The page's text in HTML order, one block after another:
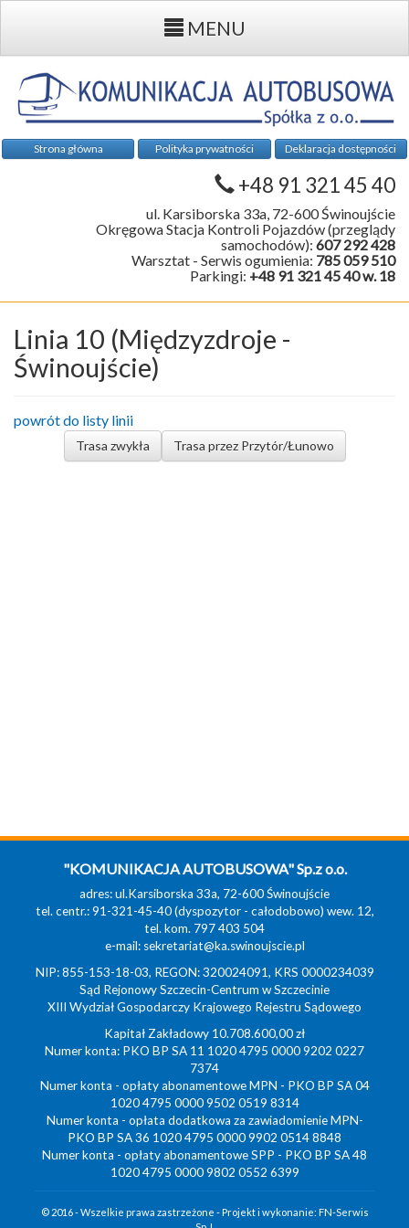
MENU
Strona główna Polityka prywatności Deklaracja dostępności
+48 91 321 45 40
ul. Karsiborska 33a, 72-600 Świnoujście
Okręgowa Stacja Kontroli Pojazdów (przeglądy
samochodów): 607 292 428
Warsztat - Serwis ogumienia: 785 059 510
Parkingi: +48 91 321 45 40 w. 18
Linia 10 (Międzyzdroje -
Świnoujście)
powrót do listy linii
Trasa zwykła Trasa przez Przytór/Łunowo
"KOMUNIKACJA AUTOBUSOWA" Sp.z o.o.
adres: ul.Karsiborska 33a, 72-600 Świnoujście
tel. centr.: 91-321-45-40 (dyspozytor - całodobowo) wew. 12,
tel. kom. 797 403 504
e-mail: sekretariat@ka.swinoujscie.pl
NIP: 855-153-18-03, REGON: 320024091, KRS 0000234039
Sąd Rejonowy Szczecin-Centrum w Szczecinie
XIII Wydział Gospodarczy Krajowego Rejestru Sądowego
Kapitał Zakładowy 10.708.600,00 zł
Numer konta: PKO BP SA 11 1020 4795 0000 9202 0227
7374
Numer konta - opłaty abonamentowe MPN - PKO BP SA 04
1020 4795 0000 9502 0519 8314
Numer konta - opłata dodatkowa za zawiadomienie MPN-
PKO BP SA 36 1020 4795 0000 9902 0514 8848
Numer konta - opłaty abonamentowe SPP - PKO BP SA 48
1020 4795 0000 9802 0552 6399
© 2016 - Wszelkie prawa zastrzeżone - Projekt i wykonanie: FN-Serwis